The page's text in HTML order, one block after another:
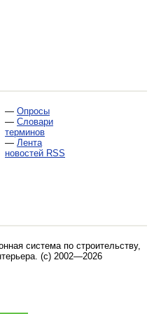
— Опросы
— Словари
терминов
— Лента
новостей RSS
система по строительству,
. (c) 2002—2026